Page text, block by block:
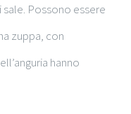
Possono essere
zuppa, con
hanno